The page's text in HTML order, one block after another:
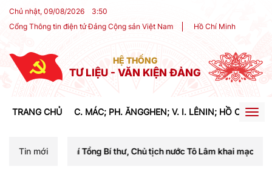
Chủ nhật, 09/08/2026 3:50
Cổng Thông tin điện tử Đảng Cộng sản Việt Nam
Hồ Chí Minh
HỆ THỐNG
TƯ LIỆU - VĂN KIỆN ĐẢNG
TRANG CHỦ C. MÁC; PH. ĂNGGHEN; V. I. LÊNIN; HỒ CHÍ
Tin mới
Tổng Bí thư, Chủ tịch nước Tô Lâm khai mạc Hội nghị Trung ương